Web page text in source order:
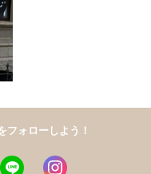
フォローしよう！